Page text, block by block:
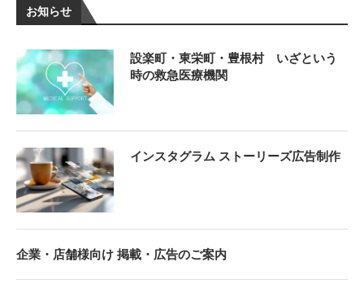
お知らせ
設楽町・東栄町・豊根村 いざという
時の救急医療機関
インスタグラム ストーリーズ広告制作
企業・店舗様向け 掲載・広告のご案内